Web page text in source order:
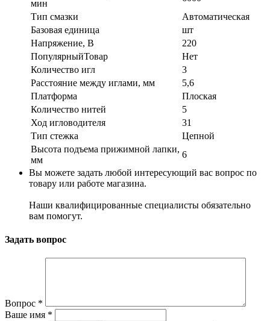
мин
Тип смазки
Автоматическая
Базовая единица
шт
Напряжение, В
220
ПопулярныйТовар
Нет
Количество игл
3
Расстояние между иглами, мм
5,6
Платформа
Плоская
Количество нитей
5
Ход игловодителя
31
Тип стежка
Цепной
Высота подъема прижимной лапки,
мм
6
Вы можете задать любой интересующий вас вопрос по
товару или работе магазина.
Наши квалифицированные специалисты обязательно
вам помогут.
Задать вопрос
Вопрос *
Ваше имя *